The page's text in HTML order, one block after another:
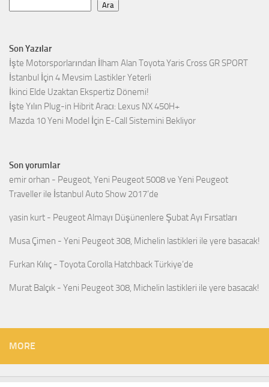
Ara
Son Yazılar
İşte Motorsporlarından İlham Alan Toyota Yaris Cross GR SPORT
İstanbul İçin 4 Mevsim Lastikler Yeterli
İkinci Elde Uzaktan Ekspertiz Dönemi!
İşte Yılın Plug-in Hibrit Aracı: Lexus NX 450H+
Mazda 10 Yeni Model İçin E-Call Sistemini Bekliyor
Son yorumlar
emir orhan - Peugeot, Yeni Peugeot 5008 ve Yeni Peugeot
Traveller ile İstanbul Auto Show 2017’de
yasin kurt - Peugeot Almayı Düşünenlere Şubat Ayı Fırsatları
Musa Çimen - Yeni Peugeot 308, Michelin lastikleri ile yere basacak!
Furkan Kılıç - Toyota Corolla Hatchback Türkiye’de
Murat Balçık - Yeni Peugeot 308, Michelin lastikleri ile yere basacak!
MORE